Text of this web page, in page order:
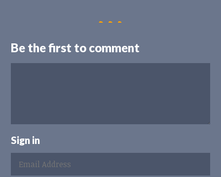
Be the first to comment
Sign in